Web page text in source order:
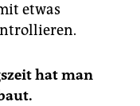
etwas
hat man